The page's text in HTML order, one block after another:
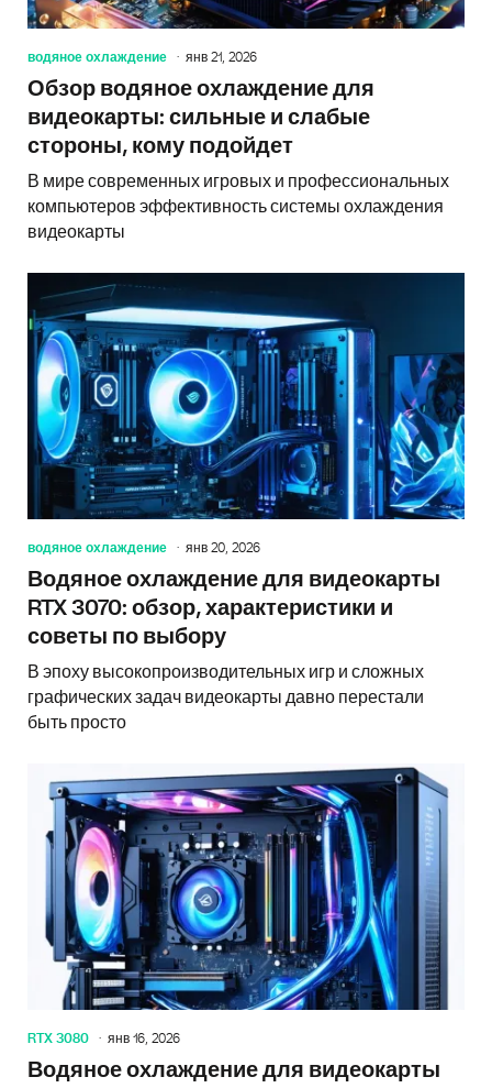
водяное охлаждение янв 21, 2026
Обзор водяное охлаждение для
видеокарты: сильные и слабые
стороны, кому подойдет
В мире современных игровых и профессиональных
компьютеров эффективность системы охлаждения
видеокарты
водяное охлаждение янв 20, 2026
Водяное охлаждение для видеокарты
RTX 3070: обзор, характеристики и
советы по выбору
В эпоху высокопроизводительных игр и сложных
графических задач видеокарты давно перестали
быть просто
RTX 3080 янв 16, 2026
Водяное охлаждение для видеокарты